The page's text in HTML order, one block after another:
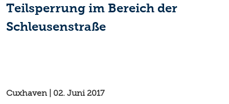
Teilsperrung im Bereich der
Schleusenstraße
Cuxhaven | 02. Juni 2017